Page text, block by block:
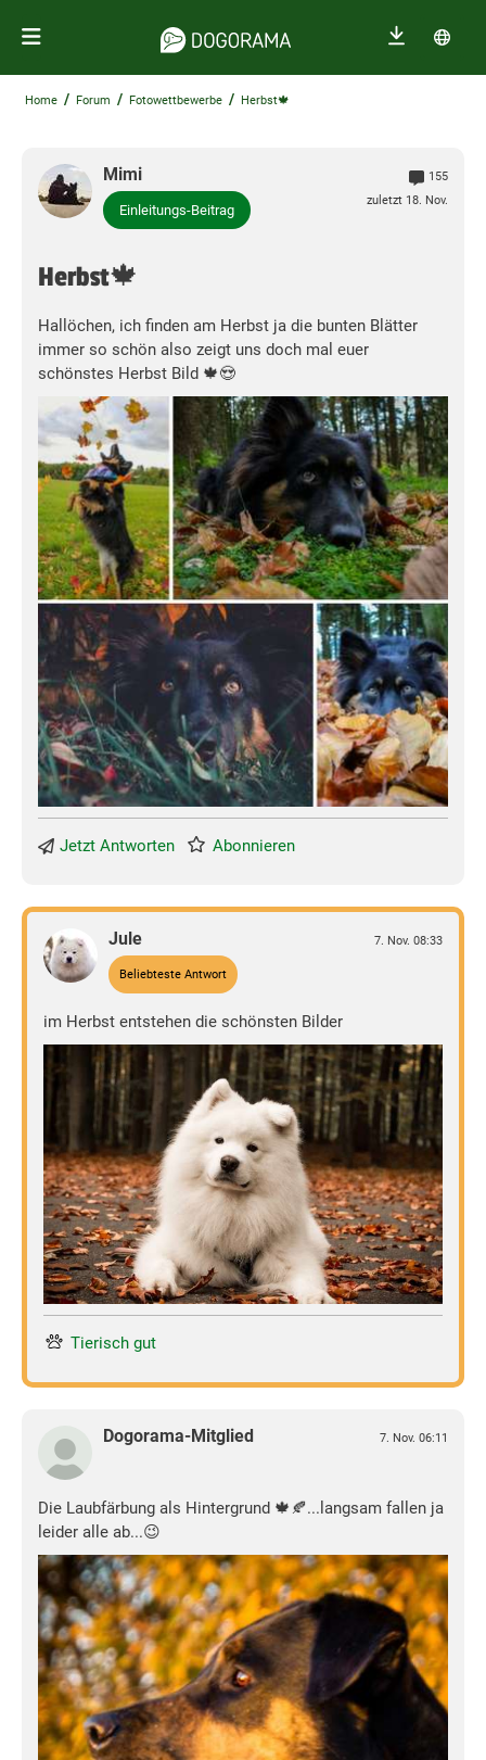
Home / Forum / Fotowettbewerbe / Herbst🍁
Mimi
Einleitungs-Beitrag
155
zuletzt 18. Nov.
Herbst🍁
Hallöchen, ich finden am Herbst ja die bunten Blätter
immer so schön also zeigt uns doch mal euer
schönstes Herbst Bild 🍁😍
Jetzt Antworten Abonnieren
Jule
Beliebteste Antwort
7. Nov. 08:33
im Herbst entstehen die schönsten Bilder
Tierisch gut
Dogorama-Mitglied 7. Nov. 06:11
Die Laubfärbung als Hintergrund 🍁🍂...langsam fallen ja
leider alle ab...😉